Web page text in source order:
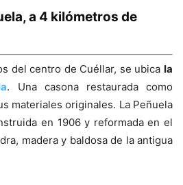
a 4 kilómetros de
del centro de Cuéllar, se ubica la
. Una casona restaurada como
materiales originales. La Peñuela
en 1906 y reformada en el
madera y baldosa de la antigua